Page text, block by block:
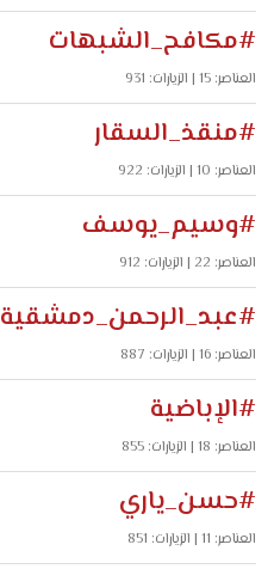
#مكافح_الشبهات
العناصر: 15 | الزيارات: 931
#منقذ_السقار
العناصر: 10 | الزيارات: 922
#وسيم_يوسف
العناصر: 22 | الزيارات: 912
#عبد_الرحمن_دمشقية
العناصر: 16 | الزيارات: 887
#الإباضية
العناصر: 18 | الزيارات: 855
#حسن_ياري
العناصر: 11 | الزيارات: 851